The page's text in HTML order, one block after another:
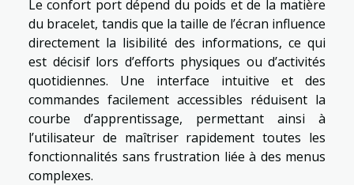
Le confort port dépend du poids et de la matière
du bracelet, tandis que la taille de l’écran influence
directement la lisibilité des informations, ce qui
est décisif lors d’efforts physiques ou d’activités
quotidiennes. Une interface intuitive et des
commandes facilement accessibles réduisent la
courbe d’apprentissage, permettant ainsi à
l’utilisateur de maîtriser rapidement toutes les
fonctionnalités sans frustration liée à des menus
complexes.